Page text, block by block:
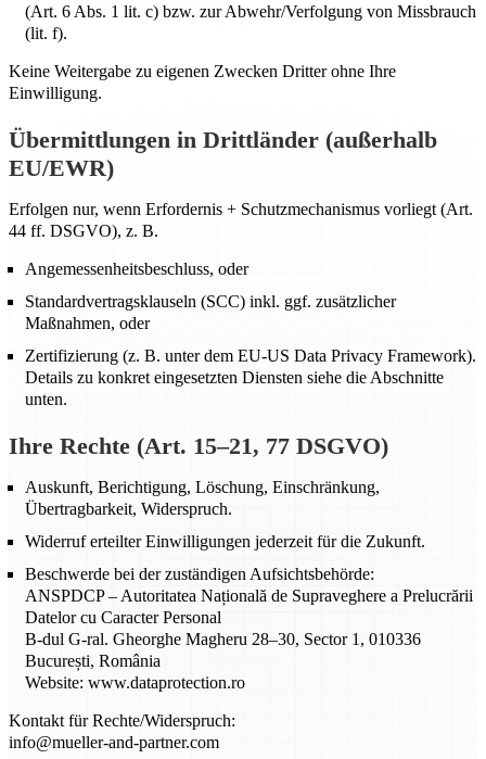
(Art. 6 Abs. 1 lit. c) bzw. zur Abwehr/Verfolgung von Missbrauch
(lit. f).
Keine Weitergabe zu eigenen Zwecken Dritter ohne Ihre
Einwilligung.
Übermittlungen in Drittländer (außerhalb
EU/EWR)
Erfolgen nur, wenn Erfordernis + Schutzmechanismus vorliegt (Art.
44 ff. DSGVO), z. B.
Angemessenheitsbeschluss, oder
Standardvertragsklauseln (SCC) inkl. ggf. zusätzlicher
Maßnahmen, oder
Zertifizierung (z. B. unter dem EU-US Data Privacy Framework).
Details zu konkret eingesetzten Diensten siehe die Abschnitte
unten.
Ihre Rechte (Art. 15–21, 77 DSGVO)
Auskunft, Berichtigung, Löschung, Einschränkung,
Übertragbarkeit, Widerspruch.
Widerruf erteilter Einwilligungen jederzeit für die Zukunft.
Beschwerde bei der zuständigen Aufsichtsbehörde:
ANSPDCP – Autoritatea Națională de Supraveghere a Prelucrării
Datelor cu Caracter Personal
B-dul G-ral. Gheorghe Magheru 28–30, Sector 1, 010336
București, România
Website: www.dataprotection.ro
Kontakt für Rechte/Widerspruch:
info@mueller-and-partner.com